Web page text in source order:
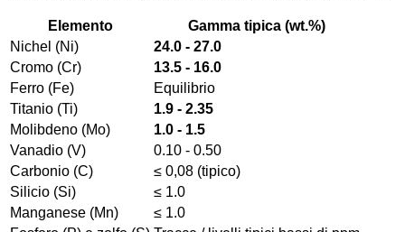
Elemento
Gamma tipica (wt.%)
Nichel (Ni)
24.0 - 27.0
Cromo (Cr)
13.5 - 16.0
Ferro (Fe)
Equilibrio
Titanio (Ti)
1.9 - 2.35
Molibdeno (Mo)
1.0 - 1.5
Vanadio (V)
0.10 - 0.50
Carbonio (C)
≤ 0,08 (tipico)
Silicio (Si)
≤ 1.0
Manganese (Mn)
≤ 1.0